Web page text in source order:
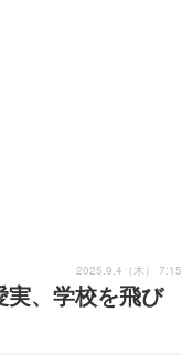
実、学校を飛び
2025.9.4（木） 7:15